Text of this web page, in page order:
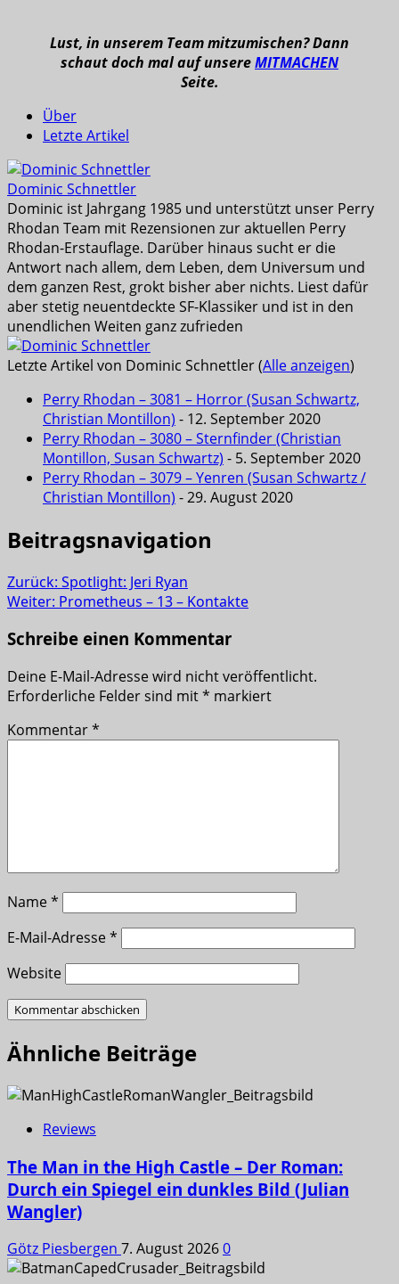
Lust, in unserem Team mitzumischen? Dann
schaut doch mal auf unsereMITMACHEN
Seite.
Über
Letzte Artikel
Dominic Schnettler
Dominic ist Jahrgang 1985 und unterstützt unser Perry
Rhodan Team mit Rezensionen zur aktuellen Perry
Rhodan-Erstauflage. Darüber hinaus sucht er die
Antwort nach allem, dem Leben, dem Universum und
dem ganzen Rest, grokt bisher aber nichts. Liest dafür
aber stetig neuentdeckte SF-Klassiker und ist in den
unendlichen Weiten ganz zufrieden
Letzte Artikel von Dominic Schnettler(Alle anzeigen)
Perry Rhodan – 3081 – Horror (Susan Schwartz,
Christian Montillon) - 12. September 2020
Perry Rhodan – 3080 – Sternfinder (Christian
Montillon, Susan Schwartz) - 5. September 2020
Perry Rhodan – 3079 – Yenren (Susan Schwartz /
Christian Montillon) - 29. August 2020
Beitragsnavigation
Zurück: Spotlight: Jeri Ryan
Weiter: Prometheus – 13 – Kontakte
Schreibe einen Kommentar
Deine E-Mail-Adresse wird nicht veröffentlicht.
Erforderliche Felder sind mit* markiert
Kommentar*
Name*
E-Mail-Adresse*
Website
Ähnliche Beiträge
Reviews
The Man in the High Castle – Der Roman:
Durch ein Spiegel ein dunkles Bild (Julian
Wangler)
Götz Piesbergen 7. August 20260